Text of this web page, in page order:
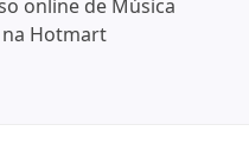
online de Música
Hotmart